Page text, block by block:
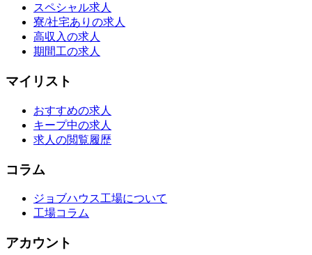
スペシャル求人
寮/社宅ありの求人
高収入の求人
期間工の求人
マイリスト
おすすめの求人
キープ中の求人
求人の閲覧履歴
コラム
ジョブハウス工場について
工場コラム
アカウント